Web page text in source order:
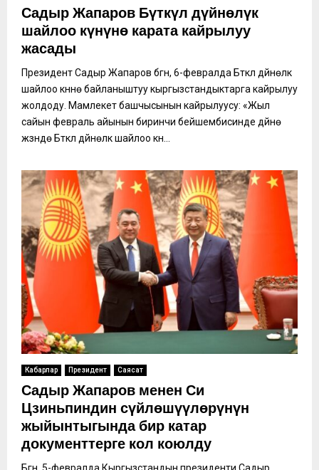
Садыр Жапаров Бүткүл дүйнөлүк
шайлоо күнүнө карата кайрылуу
жасады
Президент Садыр Жапаров бүгүн, 6-февралда Бүткүл дүйнөлүк
шайлоо күнүнө байланыштуу кыргызстандыктарга кайрылуу
жолдоду. Мамлекет башчысынын кайрылуусу: «Жыл
сайын февраль айынын биринчи бейшембисинде дүйнө
жүзүндө Бүткүл дүйнөлүк шайлоо күнү...
Кабарлар Президент Саясат
Садыр Жапаров менен Си
Цзиньпиндин сүйлөшүүлөрүнүн
жыйынтыгында бир катар
документтерге кол коюлду